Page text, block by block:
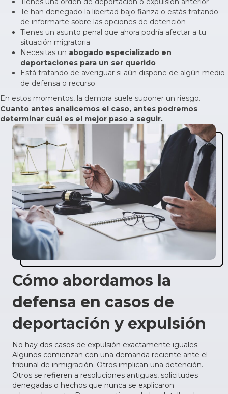
Te han denegado la libertad bajo fianza o estás tratando
de informarte sobre las opciones de detención
Tienes un asunto penal que ahora podría afectar a tu
situación migratoria
Necesitas un abogado especializado en
deportaciones para un ser querido
Está tratando de averiguar si aún dispone de algún medio
de defensa o recurso
En estos momentos, la demora suele suponer un riesgo.
Cuanto antes analicemos el caso, antes podremos
determinar cuál es el mejor paso a seguir.
Cómo abordamos la
defensa en casos de
deportación y expulsión
No hay dos casos de expulsión exactamente iguales.
Algunos comienzan con una demanda reciente ante el
tribunal de inmigración. Otros implican una detención.
Otros se refieren a resoluciones antiguas, solicitudes
denegadas o hechos que nunca se explicaron